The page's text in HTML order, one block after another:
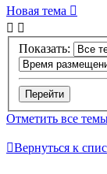
Новая
тема
Новая тема
Показать:
Отметить все
Вернуться к